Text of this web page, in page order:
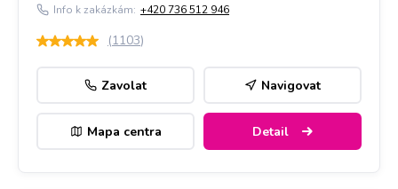
Info k zakázkám: +420 736 512 946
(1103)
Zavolat Navigovat
Mapa centra Detail